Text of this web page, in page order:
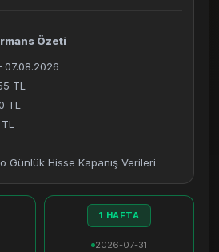
Özeti
07.08.2026
TL
TL
Günlük Hisse Kapanış Verileri
1 HAFTA
2026-07-31